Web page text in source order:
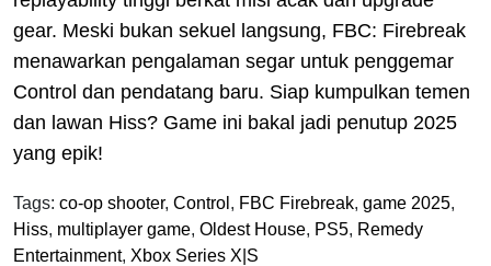
gear. Meski bukan sekuel langsung, FBC: Firebreak
menawarkan pengalaman segar untuk penggemar
Control dan pendatang baru. Siap kumpulkan temen
dan lawan Hiss? Game ini bakal jadi penutup 2025
yang epik!
Tags: co-op shooter, Control , FBC Firebreak, game 2025,
Hiss, multiplayer game, Oldest House, PS5, Remedy
Entertainment, Xbox Series X|S